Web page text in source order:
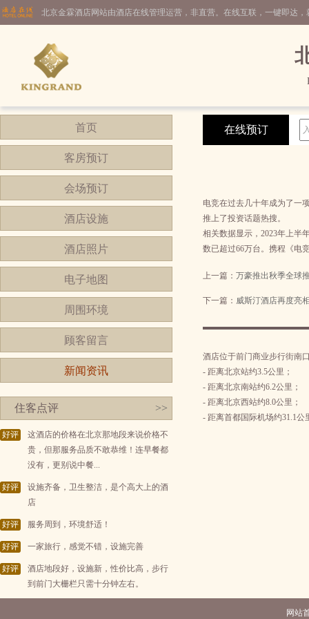
北京金霖酒店网站由酒店在线管理运营，非直营。在线互联，一键即达，
首页
客房预订
会场预订
酒店设施
酒店照片
电子地图
周围环境
顾客留言
新闻资讯
住客点评 >>
好评
这酒店的价格在北京那地段来说价格不
贵，但那服务品质不敢恭维！连早餐都
没有，更别说中餐...
好评
设施齐备，卫生整洁，是个高大上的酒
店
好评 服务周到，环境舒适！
好评 一家旅行，感觉不错，设施完善
好评
酒店地段好，设施新，性价比高，步行
到前门大栅栏只需十分钟左右。
在线预订
电竞在过去几十年成为了一
推上了投资话题热搜。
相关数据显示，2023年上半
数已超过66万台。携程《电
上一篇： 万豪推出秋季全球
下一篇： 威斯汀酒店再度亮
酒店位于前门商业步行街南
- 距离北京站约3.5公里；
- 距离北京南站约6.2公里；
- 距离北京西站约8.0公里；
- 距离首都国际机场约31.1公
网站